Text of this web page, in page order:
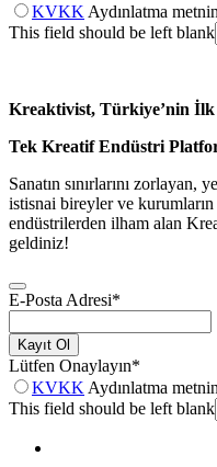
KVKK Aydınlatma
This field should be left blank
Kreaktivist, Türkiye’nin İlk
Tek Kreatif Endüstri
Sanatın sınırlarını
istisnai bireyler ve kurumların
endüstrilerden ilham alan
geldiniz!
E-Posta Adresi*
Kayıt Ol
Lütfen Onaylayın*
KVKK Aydınlatma
This field should be left blank